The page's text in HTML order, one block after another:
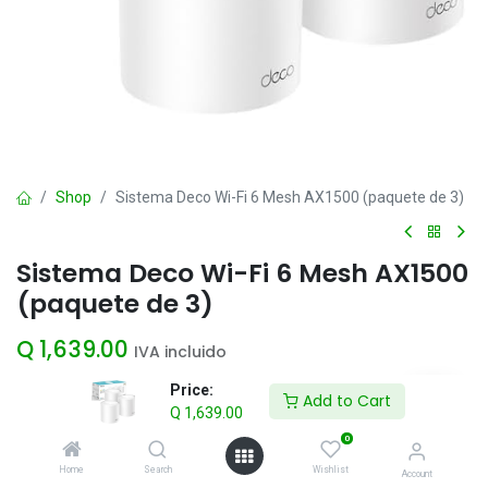
Price:
Q 1,639.00
Add to Cart
Home Search
0
Wishlist Account
Shop Sistema Deco Wi-Fi 6 Mesh AX1500 (paquete de 3)
Sistema Deco Wi-Fi 6 Mesh AX1500
(paquete de 3)
Q 1,639.00 IVA incluido
Add to Cart
Agregar a la lista de deseos